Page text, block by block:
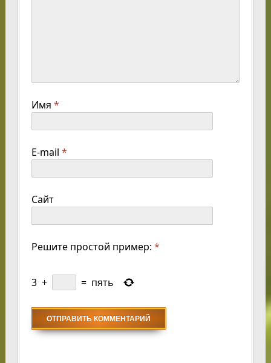
Имя *
E-mail *
Сайт
Решите простой пример: *
3 + = пять